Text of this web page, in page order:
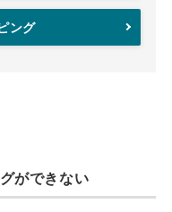
ング
ができない